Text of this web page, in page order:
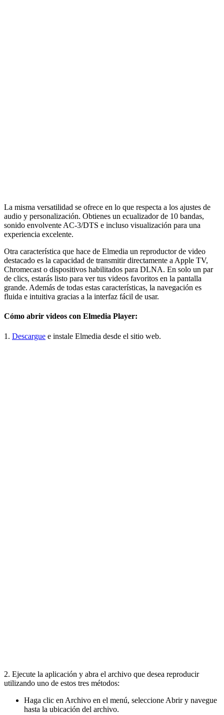
La misma versatilidad se ofrece en lo que respecta a los ajustes de
audio y personalización. Obtienes un ecualizador de 10 bandas,
sonido envolvente AC-3/DTS e incluso visualización para una
experiencia excelente.
Otra característica que hace de Elmedia un reproductor de video
destacado es la capacidad de transmitir directamente a Apple TV,
Chromecast o dispositivos habilitados para DLNA. En solo un par
de clics, estarás listo para ver tus videos favoritos en la pantalla
grande. Además de todas estas características, la navegación es
fluida e intuitiva gracias a la interfaz fácil de usar.
Cómo abrir videos con Elmedia Player:
1. Descargue e instale Elmedia desde el sitio web.
2. Ejecute la aplicación y abra el archivo que desea reproducir
utilizando uno de estos tres métodos:
Haga clic en Archivo en el menú, seleccione Abrir y navegue
hasta la ubicación del archivo.